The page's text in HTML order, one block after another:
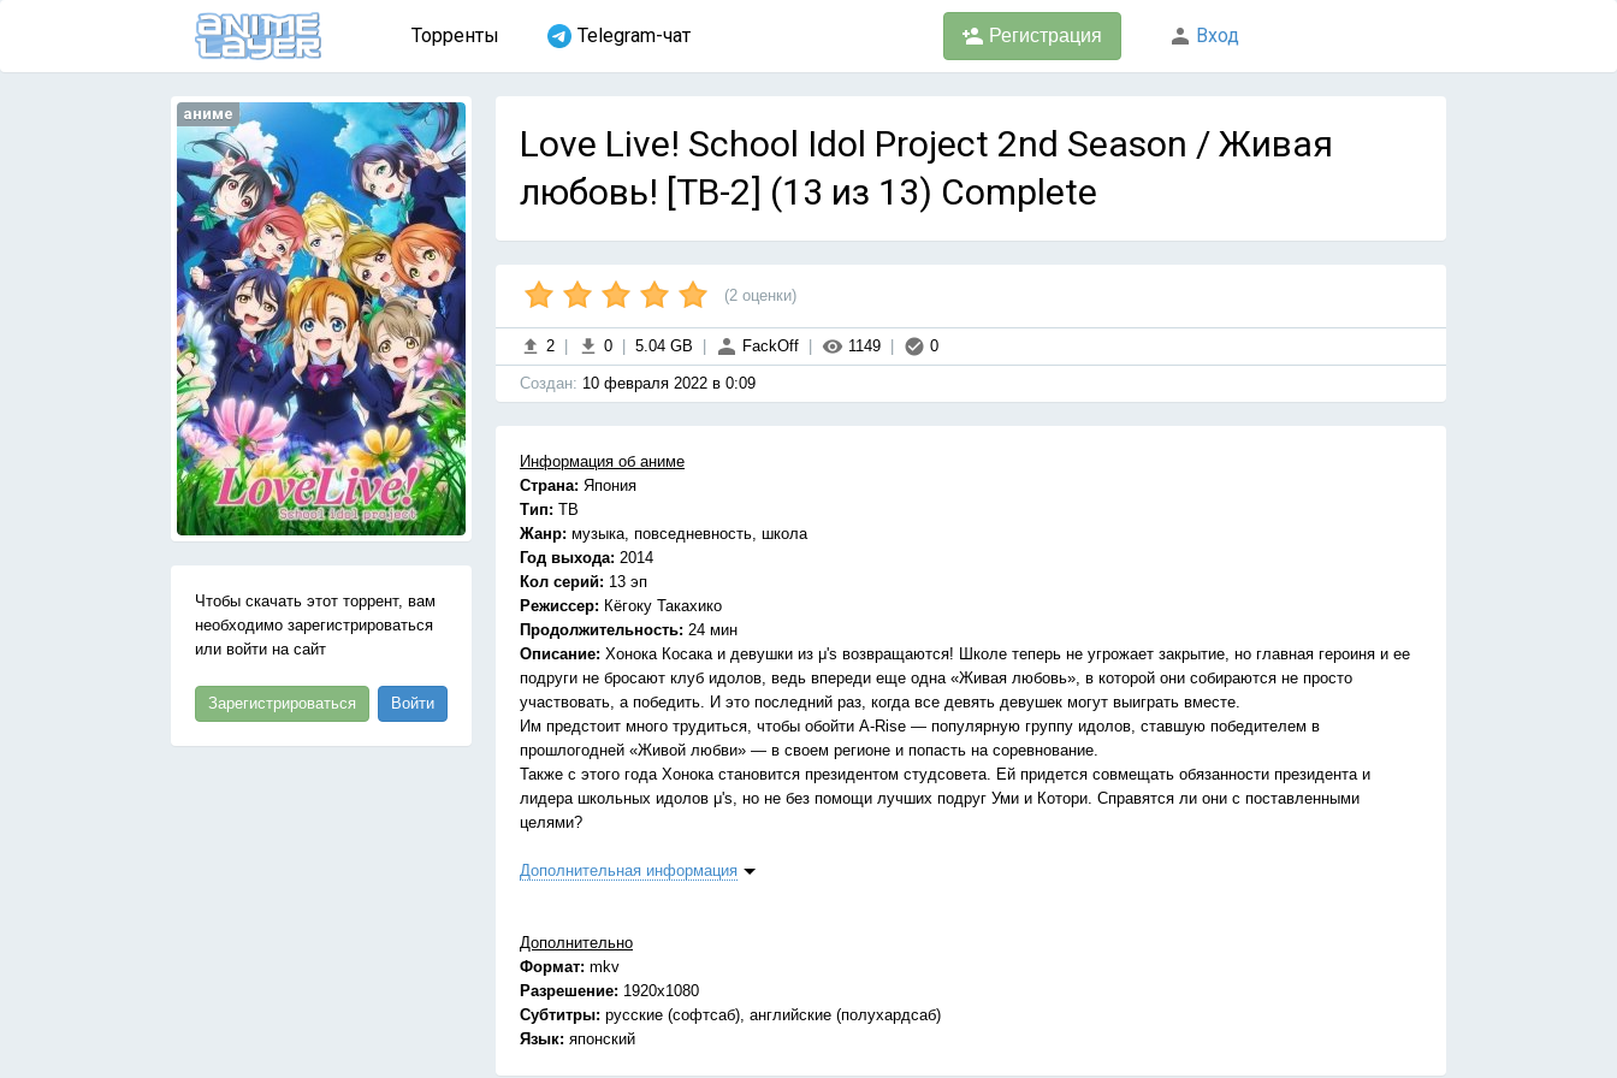
Торренты Telegram-чат Регистрация Вход
аниме
Чтобы скачать этот торрент, вам
необходимо зарегистрироваться
или войти на сайт
Зарегистрироваться Войти
Love Live! School Idol Project 2nd Season / Живая
любовь! [ТВ-2] (13 из 13) Complete
(2 оценки)
2 0 5.04 GB FackOff 1149 0
Cоздан: 10 февраля 2022 в 0:09
Информация об аниме
Страна: Япония
Тип: ТВ
Жанр: музыка, повседневность, школа
Год выхода: 2014
Кол серий: 13 эп
Режиссер: Кёгоку Такахико
Продолжительность: 24 мин
Описание: Хонока Косака и девушки из μ's возвращаются! Школе теперь не угрожает закрытие, но главная героиня и ее
подруги не бросают клуб идолов, ведь впереди еще одна «Живая любовь», в которой они собираются не просто
участвовать, а победить. И это последний раз, когда все девять девушек могут выиграть вместе.
Им предстоит много трудиться, чтобы обойти A-Rise — популярную группу идолов, ставшую победителем в
прошлогодней «Живой любви» — в своем регионе и попасть на соревнование.
Также с этого года Хонока становится президентом студсовета. Ей придется совмещать обязанности президента и
лидера школьных идолов μ's, но не без помощи лучших подруг Уми и Котори. Справятся ли они с поставленными
целями?
Дополнительная информация
Дополнительно
Формат: mkv
Разрешение: 1920х1080
Субтитры: русские (софтсаб), английские (полухардсаб)
Язык: японский